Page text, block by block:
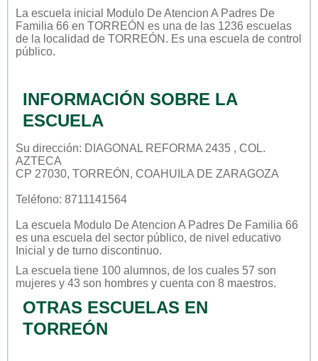
La escuela inicial
Modulo De Atencion A Padres De
Familia 66 en TORREÓN es una de las 1236 escuelas
de la localidad de TORREÓN . Es una escuela de control
público.
INFORMACIÓN SOBRE LA
ESCUELA
Su dirección: DIAGONAL REFORMA 2435 , COL.
AZTECA
CP 27030, TORREÓN, COAHUILA DE ZARAGOZA
Teléfono: 8711141564
La escuela Modulo De Atencion A Padres De Familia 66
es una escuela del sector público, de nivel educativo
Inicial y de turno discontinuo.
La escuela tiene 100 alumnos, de los cuales 57 son
mujeres y 43 son hombres y cuenta con 8 maestros.
OTRAS ESCUELAS EN
TORREÓN